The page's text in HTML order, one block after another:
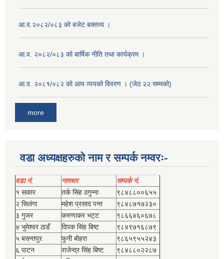
आ.व.२०८२/०८३ को बजेट बक्तव्य ।
आ.व. २०८२/०८३ को बार्षिक नीति तथा कार्यक्रम ।
आ.व. २०८१/०८२ को आय व्ययको विवरण । (जेठ २२ सम्मको)
more
वडा अध्यक्षहरुको नाम र सम्पर्क नम्वरः-
वडा नं. नामथर
सम्पर्क नं.
१ सकार
तर्क सिंह ठगुन्‍ना
९८४८८००६५५
२ सिलंगा
महेश प्रसाद पन्त
९८४८७१७२३०
३ गुजर
करुणाकर भट्ट
९८६६४६०६७८
४ भुमेश्‍वर ठाडँ
दिपक सिंह बिष्‍ट
९८४९७१६८७९
५ बसन्तपुर
फुनी बोहरा
९८६५९५५२४३
६ पाटन
राजेन्द्र सिंह बिष्‍ट
९८४८८०२२८७